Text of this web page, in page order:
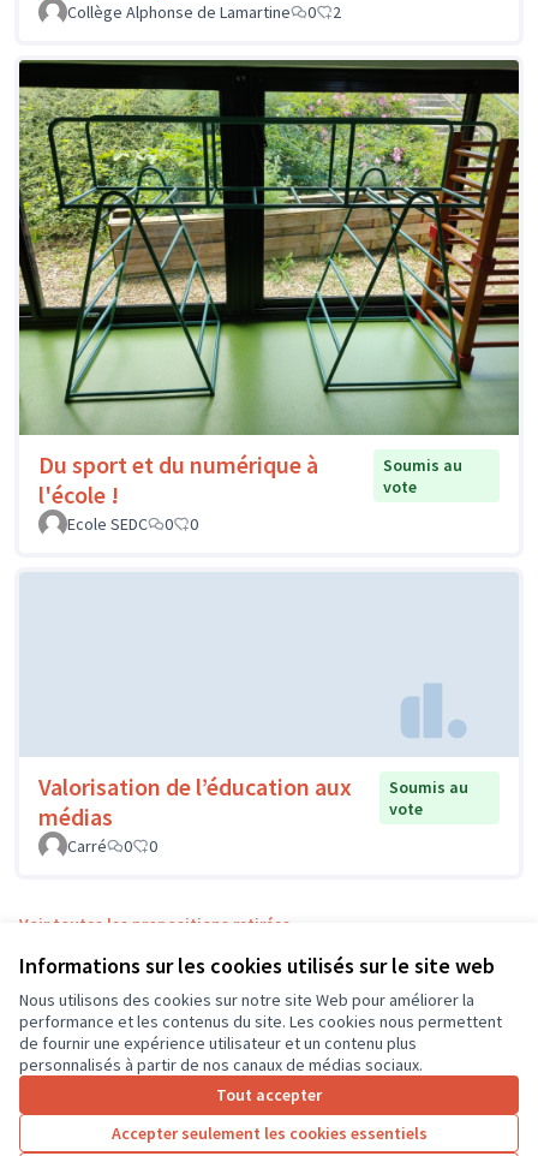
Informations sur les cookies utilisés sur le site web
Nous utilisons des cookies sur notre site Web pour améliorer la
performance et les contenus du site. Les cookies nous permettent
de fournir une expérience utilisateur et un contenu plus
personnalisés à partir de nos canaux de médias sociaux.
Tout accepter
Accepter seulement les cookies essentiels
Collège Alphonse de Lamartine 0 2
Du sport et du numérique à
l'école !
Soumis au
vote
Ecole SEDC
0 0
Valorisation de l’éducation aux
médias
Soumis au
vote
Carré
0 0
Voir toutes les propositions retirées
Conditions d'utilisation
Paramètres des cookies
CD37 sur X
(Lien externe)
CD37 sur Facebook
CD37 sur Instagram
CD37 sur YouTube
(Lien externe)